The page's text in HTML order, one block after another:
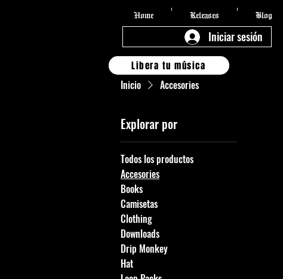
Iniciar sesión
Libera tu música
Home Releases Blog
Inicio Accesories
Explorar por
Todos los productos
Accesories
Books
Camisetas
Clothing
Downloads
Drip Monkey
Hat